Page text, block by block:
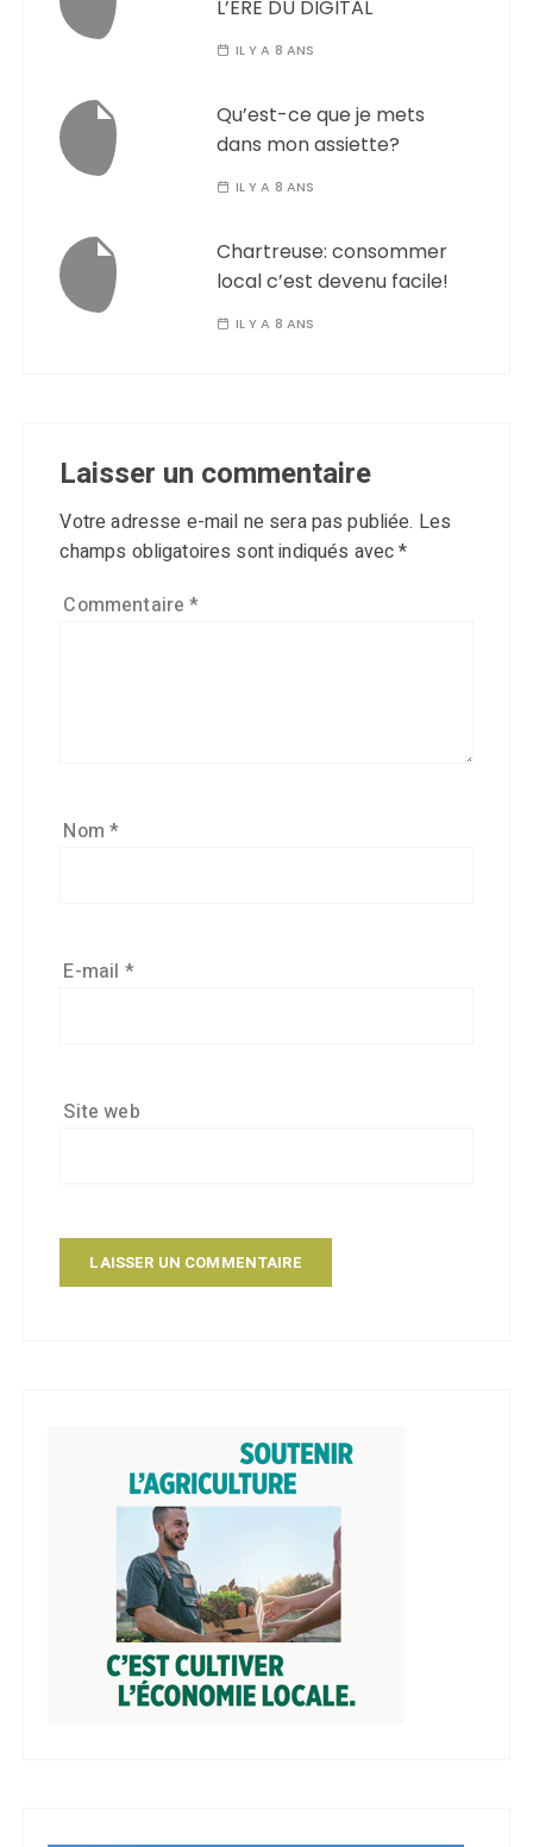
L’ÈRE DU DIGITAL
IL Y A 8 ANS
Qu’est-ce que je mets
dans mon assiette?
IL Y A 8 ANS
Chartreuse: consommer
local c’est devenu facile!
IL Y A 8 ANS
Laisser un commentaire
Votre adresse e-mail ne sera pas publiée. Les
champs obligatoires sont indiqués avec*
Commentaire*
Nom*
E-mail *
Site web